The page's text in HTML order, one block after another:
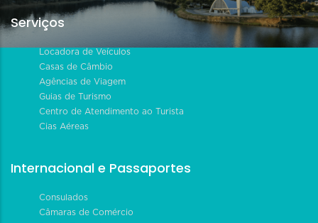
Serviços
Locadora de Veículos
Casas de Câmbio
Agências de Viagem
Guias de Turismo
Centro de Atendimento ao Turista
Cias Aéreas
Internacional e Passaportes
Consulados
Câmaras de Comércio